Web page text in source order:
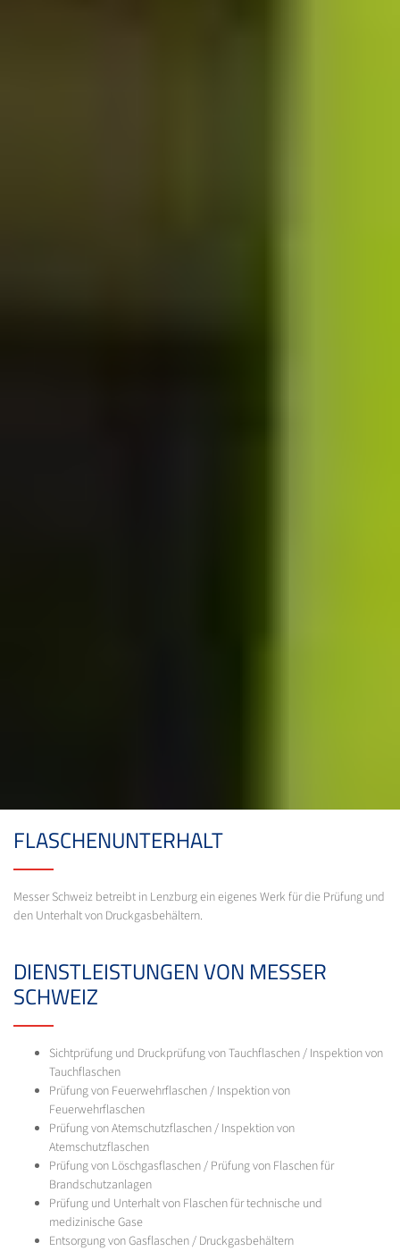
FLASCHENUNTERHALT
Messer Schweiz betreibt in Lenzburg ein eigenes Werk für die Prüfung und
den Unterhalt von Druckgasbehältern.
DIENSTLEISTUNGEN VON MESSER
SCHWEIZ
Sichtprüfung und Druckprüfung von Tauchflaschen / Inspektion von
Tauchflaschen
Prüfung von Feuerwehrflaschen / Inspektion von
Feuerwehrflaschen
Prüfung von Atemschutzflaschen / Inspektion von
Atemschutzflaschen
Prüfung von Löschgasflaschen / Prüfung von Flaschen für
Brandschutzanlagen
Prüfung und Unterhalt von Flaschen für technische und
medizinische Gase
Entsorgung von Gasflaschen / Druckgasbehältern